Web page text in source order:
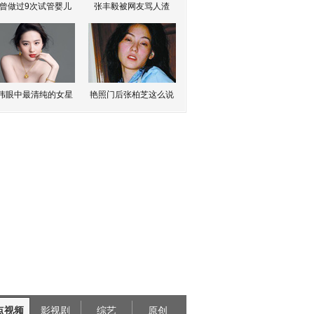
做过9次试管婴儿 张丰毅被网友骂人渣
眼中最清纯的女星 艳照门后张柏芝这么说
视频 影视剧 综艺 原创